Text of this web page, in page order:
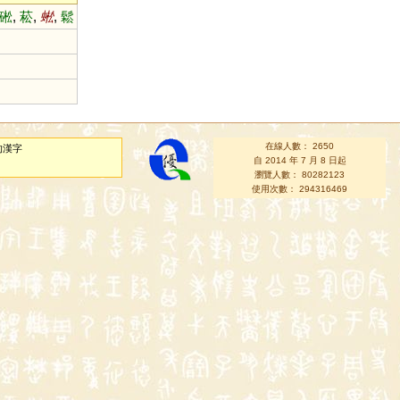
, 菘, 蜙, 鬆
漢字
在線人數： 2650
自 2014 年 7 月 8 日起
瀏覽人數： 80282123
使用次數： 294316469